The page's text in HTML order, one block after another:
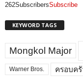
262SubscribersSubscribe
KEYWORD TAGS
Mongkol Major
Warner Bros. ครอบครั